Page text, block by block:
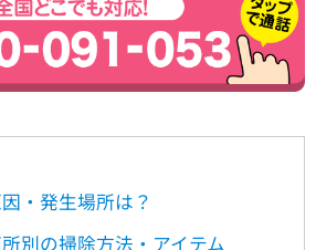
・発生場所は？
別の掃除方法・アイテム